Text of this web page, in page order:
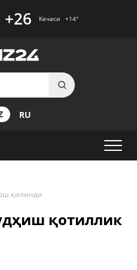
+26 Кечаси +14°
RU
қилинди
қотиллик